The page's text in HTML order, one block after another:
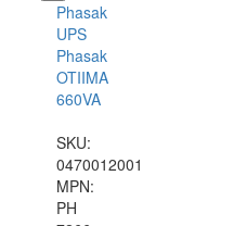
Phasak
UPS
Phasak
OTIIMA
660VA
SKU:
0470012001
MPN:
PH